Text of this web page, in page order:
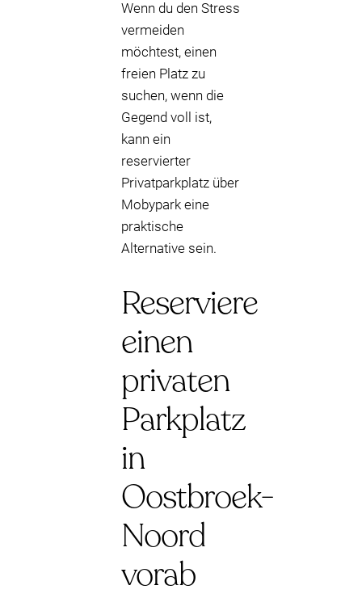
Wenn du den Stress
vermeiden
möchtest, einen
freien Platz zu
suchen, wenn die
Gegend voll ist,
kann ein
reservierter
Privatparkplatz über
Mobypark eine
praktische
Alternative sein.
Reserviere
einen
privaten
Parkplatz
in
Oostbroek-
Noord
vorab